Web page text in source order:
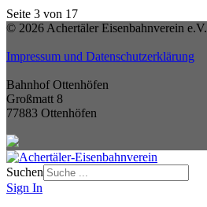
Seite 3 von 17
© 2026 Achertäler Eisenbahnverein e.V.
Impressum und Datenschutzerklärung
Bahnhof Ottenhöfen
Großmatt 8
77883 Ottenhöfen
Suchen
Sign In